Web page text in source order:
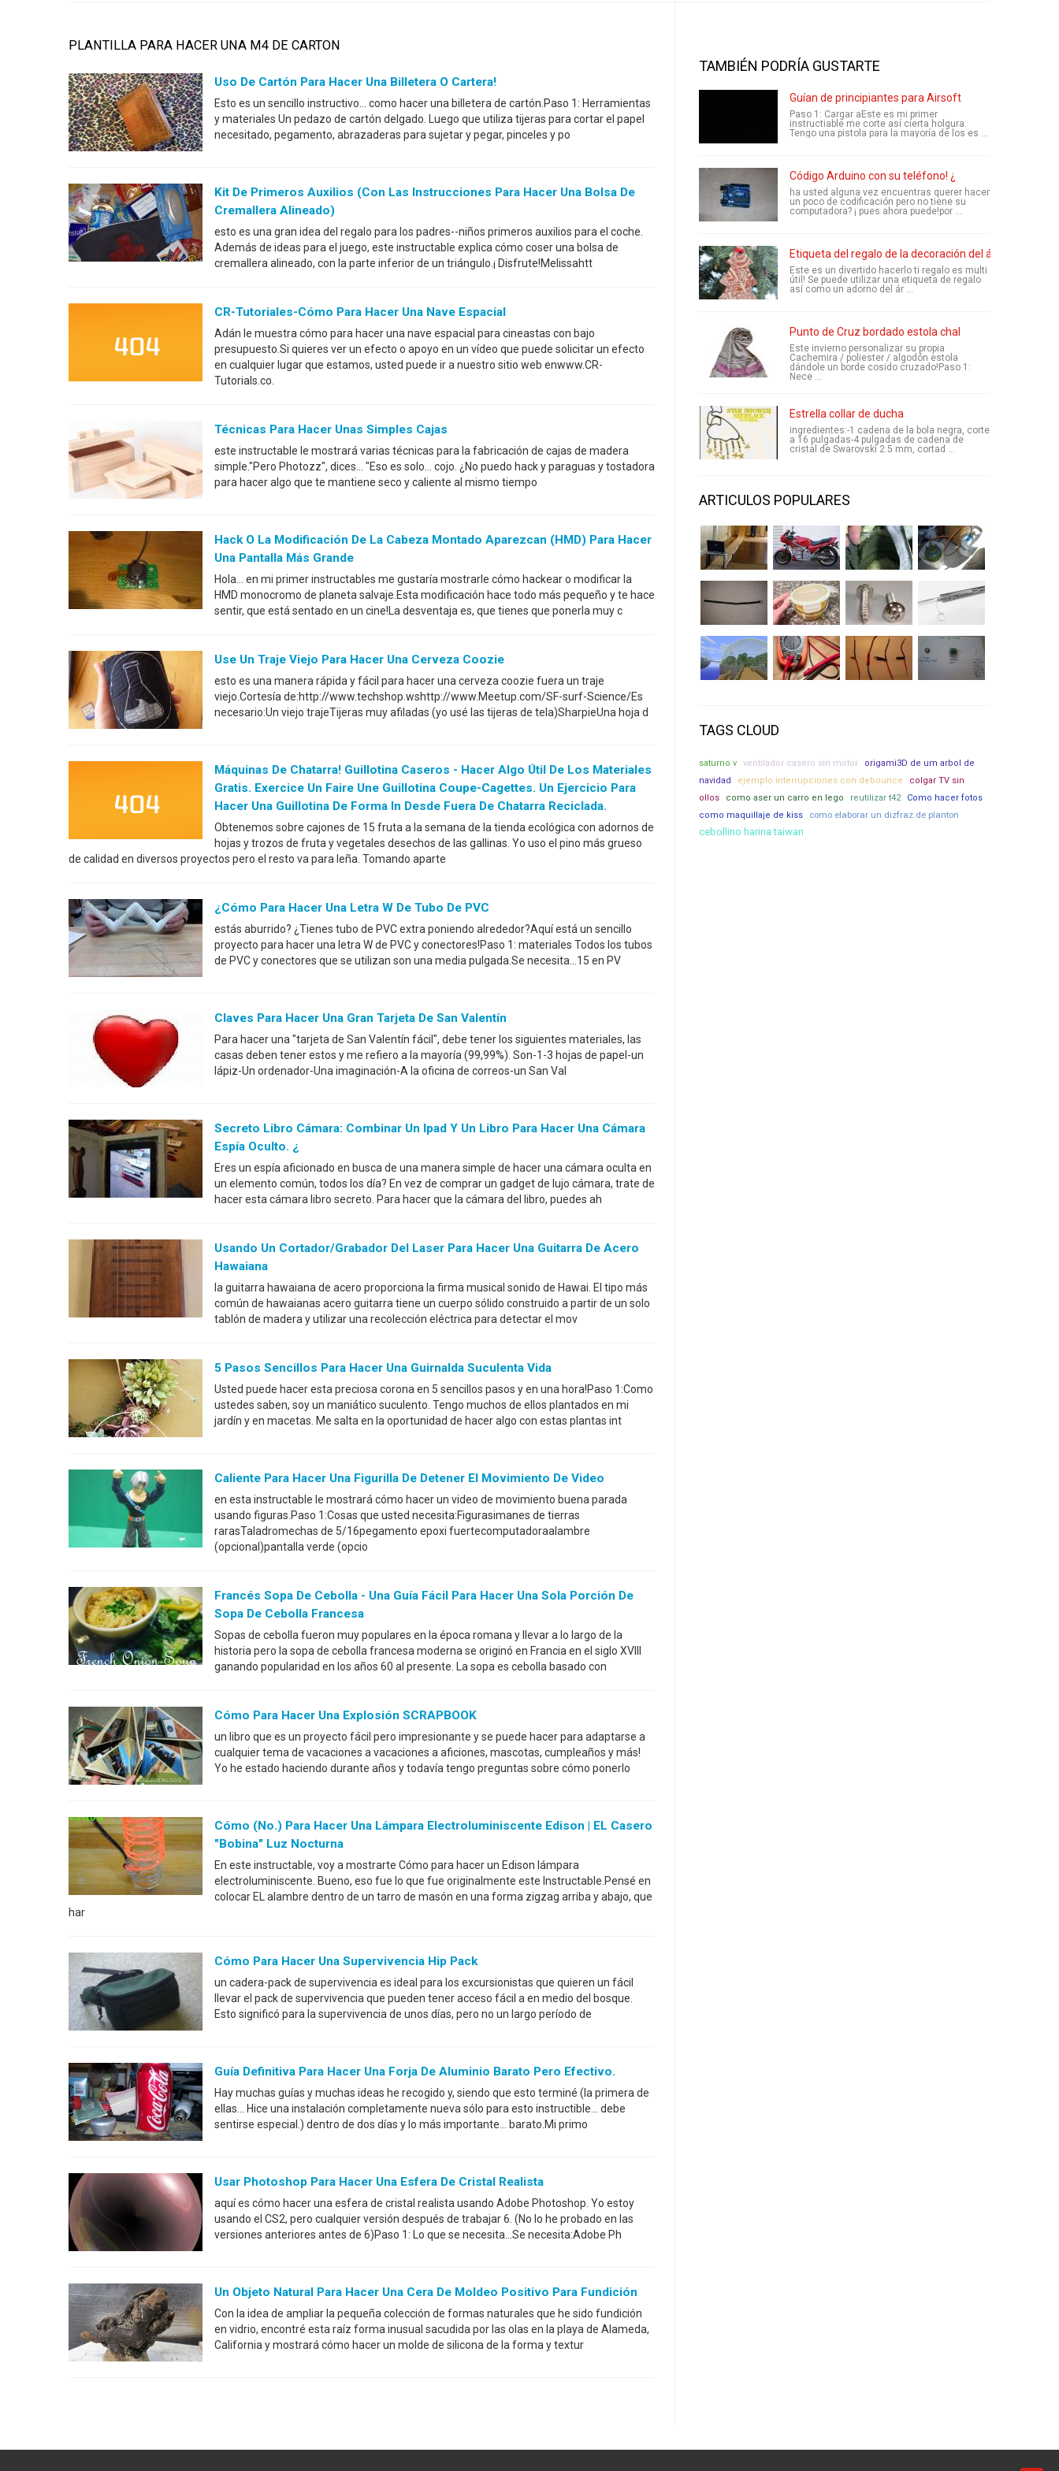
PLANTILLA PARA HACER UNA M4 DE CARTON
Uso De Cartón Para Hacer Una Billetera O Cartera!
Esto es un sencillo instructivo... como hacer una billetera de cartón.Paso 1: Herramientas
y materiales Un pedazo de cartón delgado. Luego que utiliza tijeras para cortar el papel
necesitado, pegamento, abrazaderas para sujetar y pegar, pinceles y po
Kit De Primeros Auxilios (con Las Instrucciones Para Hacer Una Bolsa De
Cremallera Alineado)
esto es una gran idea del regalo para los padres--niños primeros auxilios para el coche.
Además de ideas para el juego, este instructable explica cómo coser una bolsa de
cremallera alineado, con la parte inferior de un triángulo.¡ Disfrute!Melissahtt
CR-Tutoriales-Cómo Para Hacer Una Nave Espacial
Adán le muestra cómo para hacer una nave espacial para cineastas con bajo
presupuesto.Si quieres ver un efecto o apoyo en un vídeo que puede solicitar un efecto
en cualquier lugar que estamos, usted puede ir a nuestro sitio web enwww.CR-
Tutorials.co.
Técnicas Para Hacer Unas Simples Cajas
este instructable le mostrará varias técnicas para la fabricación de cajas de madera
simple."Pero Photozz", dices... "Eso es solo... cojo. ¿No puedo hack y paraguas y tostadora
para hacer algo que te mantiene seco y caliente al mismo tiempo
Hack O La Modificación De La Cabeza Montado Aparezcan (HMD) Para Hacer
Una Pantalla Más Grande
Hola... en mi primer instructables me gustaría mostrarle cómo hackear o modificar la
HMD monocromo de planeta salvaje.Esta modificación hace todo más pequeño y te hace
sentir, que está sentado en un cine!La desventaja es, que tienes que ponerla muy c
Use Un Traje Viejo Para Hacer Una Cerveza Coozie
esto es una manera rápida y fácil para hacer una cerveza coozie fuera un traje
viejo.Cortesía de:http://www.techshop.wshttp://www.Meetup.com/SF-surf-Science/Es
necesario:Un viejo trajeTijeras muy afiladas (yo usé las tijeras de tela)SharpieUna hoja d
Máquinas De Chatarra! Guillotina Caseros - Hacer Algo Útil De Los Materiales
Gratis. Exercice Un Faire Une Guillotina Coupe-Cagettes. Un Ejercicio Para
Hacer Una Guillotina De Forma In Desde Fuera De Chatarra Reciclada.
Obtenemos sobre cajones de 15 fruta a la semana de la tienda ecológica con adornos de
hojas y trozos de fruta y vegetales desechos de las gallinas. Yo uso el pino más grueso
de calidad en diversos proyectos pero el resto va para leña. Tomando aparte
¿Cómo Para Hacer Una Letra W De Tubo De PVC
estás aburrido? ¿Tienes tubo de PVC extra poniendo alrededor?Aquí está un sencillo
proyecto para hacer una letra W de PVC y conectores!Paso 1: materiales Todos los tubos
de PVC y conectores que se utilizan son una media pulgada.Se necesita...15 en PV
Claves Para Hacer Una Gran Tarjeta De San Valentín
Para hacer una "tarjeta de San Valentín fácil", debe tener los siguientes materiales, las
casas deben tener estos y me refiero a la mayoría (99,99%). Son-1-3 hojas de papel-un
lápiz-Un ordenador-Una imaginación-A la oficina de correos-un San Val
Secreto Libro Cámara: Combinar Un Ipad Y Un Libro Para Hacer Una Cámara
Espía Oculto. ¿
Eres un espía aficionado en busca de una manera simple de hacer una cámara oculta en
un elemento común, todos los día? En vez de comprar un gadget de lujo cámara, trate de
hacer esta cámara libro secreto. Para hacer que la cámara del libro, puedes ah
Usando Un Cortador/grabador Del Laser Para Hacer Una Guitarra De Acero
Hawaiana
la guitarra hawaiana de acero proporciona la firma musical sonido de Hawai. El tipo más
común de hawaianas acero guitarra tiene un cuerpo sólido construido a partir de un solo
tablón de madera y utilizar una recolección eléctrica para detectar el mov
5 Pasos Sencillos Para Hacer Una Guirnalda Suculenta Vida
Usted puede hacer esta preciosa corona en 5 sencillos pasos y en una hora!Paso 1:Como
ustedes saben, soy un maniático suculento. Tengo muchos de ellos plantados en mi
jardín y en macetas. Me salta en la oportunidad de hacer algo con estas plantas int
Caliente Para Hacer Una Figurilla De Detener El Movimiento De Video
en esta instructable le mostrará cómo hacer un video de movimiento buena parada
usando figuras.Paso 1:Cosas que usted necesita:Figurasimanes de tierras
rarasTaladromechas de 5/16pegamento epoxi fuertecomputadoraalambre
(opcional)pantalla verde (opcio
Francés Sopa De Cebolla - Una Guía Fácil Para Hacer Una Sola Porción De
Sopa De Cebolla Francesa
Sopas de cebolla fueron muy populares en la época romana y llevar a lo largo de la
historia pero la sopa de cebolla francesa moderna se originó en Francia en el siglo XVIII
ganando popularidad en los años 60 al presente. La sopa es cebolla basado con
Cómo Para Hacer Una Explosión SCRAPBOOK
un libro que es un proyecto fácil pero impresionante y se puede hacer para adaptarse a
cualquier tema de vacaciones a vacaciones a aficiones, mascotas, cumpleaños y más!
Yo he estado haciendo durante años y todavía tengo preguntas sobre cómo ponerlo
Cómo (no.) Para Hacer Una Lámpara Electroluminiscente Edison | EL Casero
"Bobina" Luz Nocturna
En este instructable, voy a mostrarte Cómo para hacer un Edison lámpara
electroluminiscente. Bueno, eso fue lo que fue originalmente este Instructable.Pensé en
colocar EL alambre dentro de un tarro de masón en una forma zigzag arriba y abajo, que
har
Cómo Para Hacer Una Supervivencia Hip Pack
un cadera-pack de supervivencia es ideal para los excursionistas que quieren un fácil
llevar el pack de supervivencia que pueden tener acceso fácil a en medio del bosque.
Esto significó para la supervivencia de unos días, pero no un largo período de
Guía Definitiva Para Hacer Una Forja De Aluminio Barato Pero Efectivo.
Hay muchas guías y muchas ideas he recogido y, siendo que esto terminé (la primera de
ellas... Hice una instalación completamente nueva sólo para esto instructible... debe
sentirse especial.) dentro de dos días y lo más importante... barato.Mi primo
Usar Photoshop Para Hacer Una Esfera De Cristal Realista
aquí es cómo hacer una esfera de cristal realista usando Adobe Photoshop. Yo estoy
usando el CS2, pero cualquier versión después de trabajar 6. (No lo he probado en las
versiones anteriores antes de 6)Paso 1: Lo que se necesita...Se necesita:Adobe Ph
Un Objeto Natural Para Hacer Una Cera De Moldeo Positivo Para Fundición
Con la idea de ampliar la pequeña colección de formas naturales que he sido fundición
en vidrio, encontré esta raíz forma inusual sacudida por las olas en la playa de Alameda,
California y mostrará cómo hacer un molde de silicona de la forma y textur
TAMBIÉN PODRÍA GUSTARTE
Guían de principiantes para Airsoft
Paso 1: Cargar aEste es mi primer
instructiable me corte así cierta holgura.
Tengo una pistola para la mayoría de los es ...
Código Arduino con su teléfono! ¿
ha usted alguna vez encuentras querer hacer
un poco de codificación pero no tiene su
computadora? ¡ pues ahora puede!por ...
Etiqueta del regalo de la decoración del árbol
Este es un divertido hacerlo ti regalo es multi
útil! Se puede utilizar una etiqueta de regalo
así como un adorno del ár ...
Punto de Cruz bordado estola chal
Este invierno personalizar su propia
Cachemira / poliester / algodón estola
dándole un borde cosido cruzado!Paso 1:
Nece ...
Estrella collar de ducha
ingredientes:-1 cadena de la bola negra, corte
a 16 pulgadas-4 pulgadas de cadena de
cristal de Swarovski 2.5 mm, cortad ...
ARTICULOS POPULARES
TAGS CLOUD
saturno v ventilador casero sin motor
origami3D de um arbol de
navidad
ejemplo interrupciones con debounce
colgar TV sin
ollos
como aser un carro en lego reutilizar t42
Como hacer fotos
como maquillaje de kiss
como elaborar un dizfraz.de planton
cebollino harina taiwan